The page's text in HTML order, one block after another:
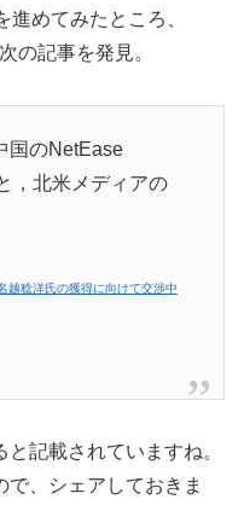
めてみたところ、
の記事を発見。
国のNetEase
，北米メディアの
越稔洋氏の獲得に向けて交渉中
記載されていますね。
、シェアしておきま